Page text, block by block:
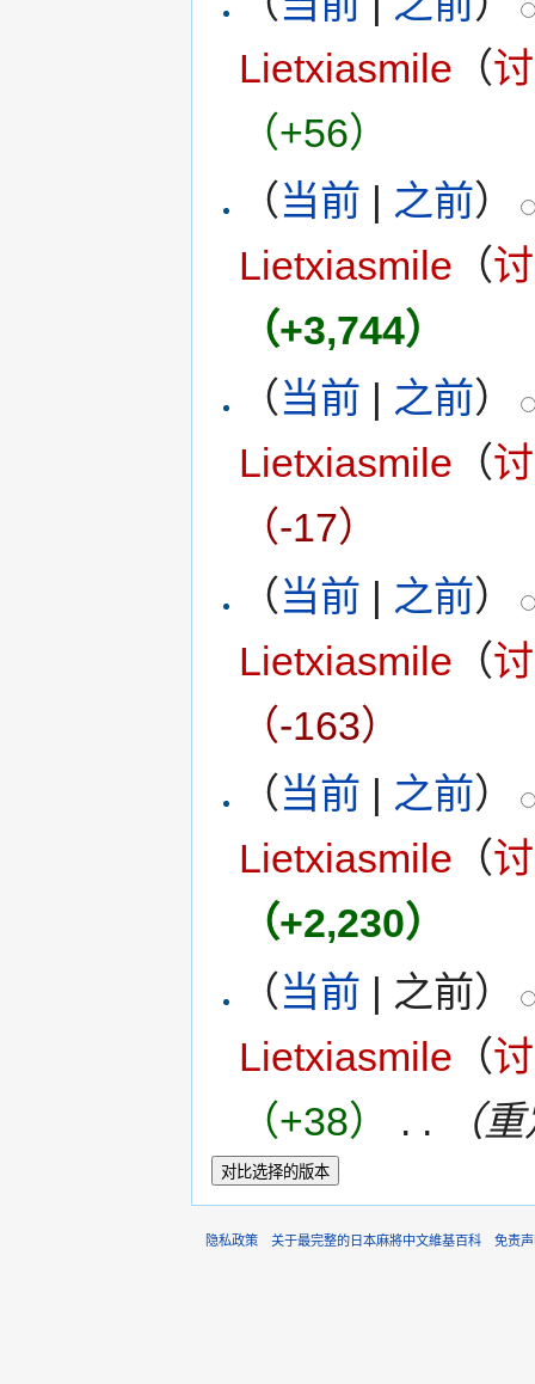
Lietxiasmile （
（+56）
（当前 | 之前）
Lietxiasmile （
（+3,744）
（ 当前 之前）
Lietxiasmile （
（-17）
（当前 | 之前）
Lietxiasmile （
（-163）
（当前 | 之前）
Lietxiasmile （
（+2,230）
（当前 | 之前）
Lietxiasmile （
（+38）
. . （
隐私政策 关于最完整的日本麻將中文維基百科 免责